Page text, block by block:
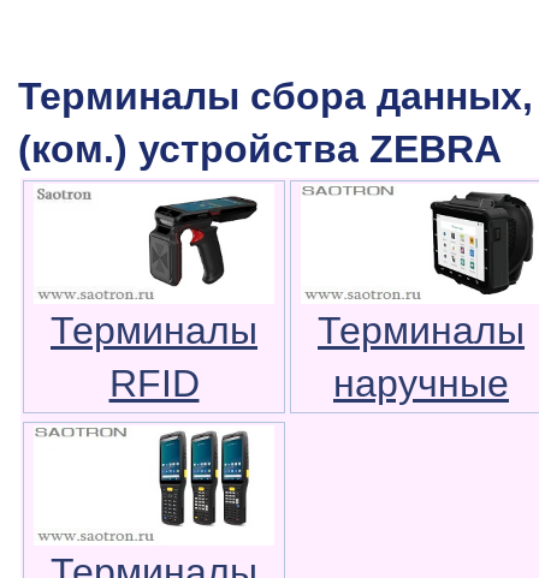
Терминалы сбора
(ком.) устройства ZEBRA
Терминалы
RFID
Терминалы
наручные